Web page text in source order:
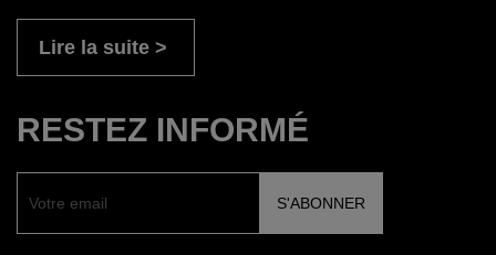
Lire la suite
RESTEZ INFORMÉ